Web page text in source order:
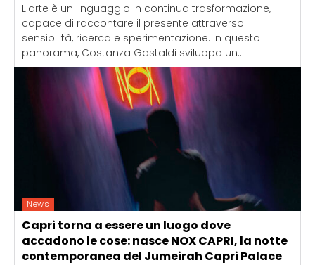
L'arte è un linguaggio in continua trasformazione,
capace di raccontare il presente attraverso
sensibilità, ricerca e sperimentazione. In questo
panorama, Costanza Gastaldi sviluppa un...
News
Capri torna a essere un luogo dove
accadono le cose: nasce NOX CAPRI, la notte
contemporanea del Jumeirah Capri Palace